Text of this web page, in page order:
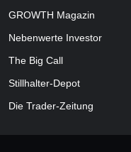
GROWTH Magazin
Nebenwerte Investor
The Big Call
Stillhalter-Depot
Die Trader-Zeitung